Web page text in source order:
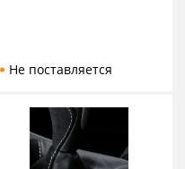
Не поставляется